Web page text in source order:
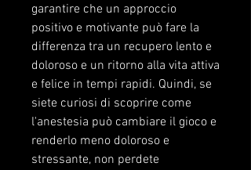
garantire che un approccio
positivo e motivante può fare la
differenza tra un recupero lento e
doloroso e un ritorno alla vita attiva
e felice in tempi rapidi. Quindi, se
siete curiosi di scoprire come
l'anestesia può cambiare il gioco e
renderlo meno doloroso e
stressante, non perdete